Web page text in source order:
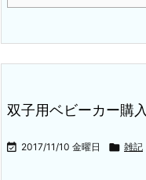
双子用ベビーカー購入
 2017/11/10 金曜日  雑記